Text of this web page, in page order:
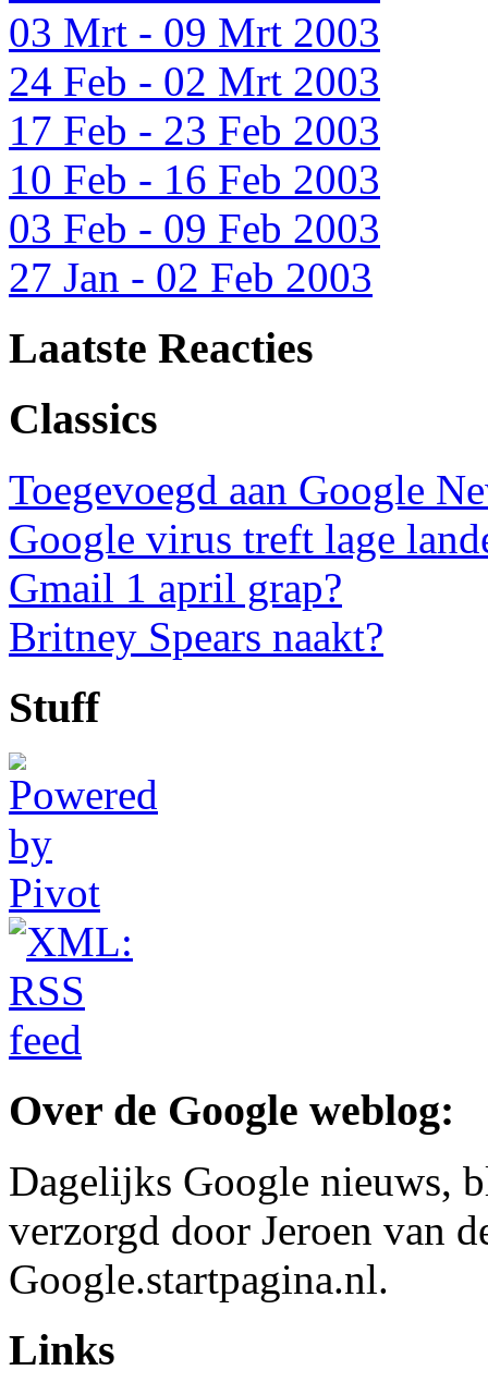
03 Mrt - 09 Mrt 2003
24 Feb - 02 Mrt 2003
17 Feb - 23 Feb 2003
10 Feb - 16 Feb 2003
03 Feb - 09 Feb 2003
27 Jan - 02 Feb 2003
Laatste Reacties
Classics
Toegevoegd aan Google
Google virus treft lage
Gmail 1 april grap?
Britney Spears naakt?
Stuff
Over de Google weblog:
Dagelijks Google nieuws,
verzorgd door Jeroen van
Google.startpagina.nl.
Links